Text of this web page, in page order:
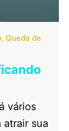
Queda de
vários
atrair sua